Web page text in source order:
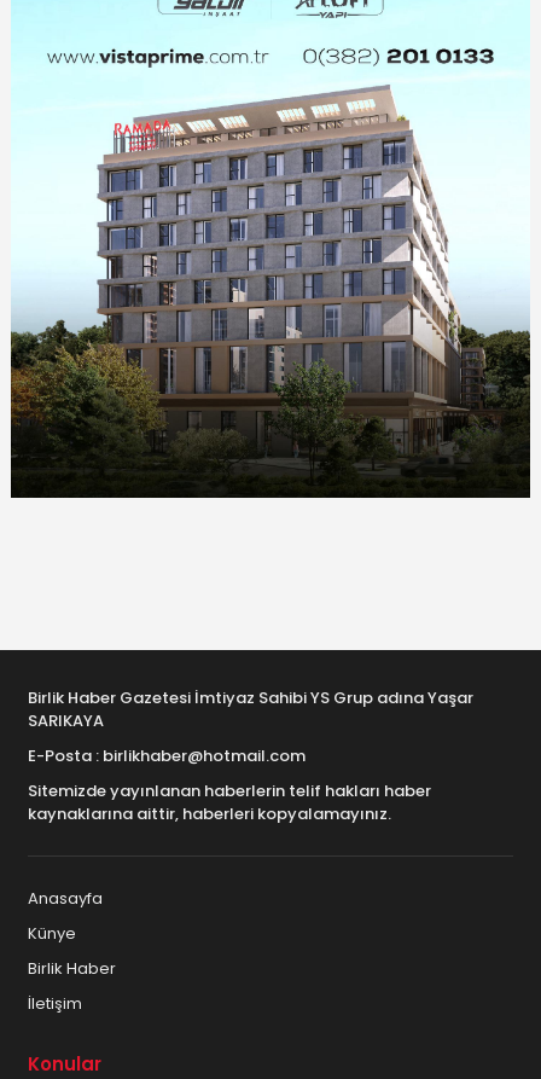
Birlik Haber Gazetesi İmtiyaz Sahibi YS Grup adına Yaşar
SARIKAYA
E-Posta : birlikhaber@hotmail.com
Sitemizde yayınlanan haberlerin telif hakları haber
kaynaklarına aittir, haberleri kopyalamayınız.
Anasayfa
Künye
Birlik Haber
İletişim
Konular